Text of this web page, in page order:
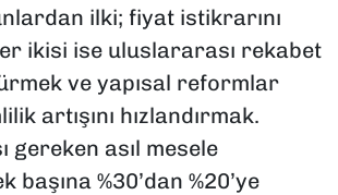
ilki; fiyat istikrarını
ikisi ise uluslararası rekabet
ve yapısal reformlar
artışını hızlandırmak.
gereken asıl mesele
başına %30’dan %20’ye